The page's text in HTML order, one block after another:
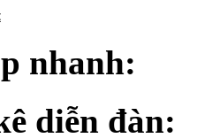
nhanh:
diễn đàn: